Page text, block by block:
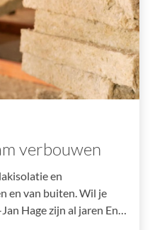
verbouwen
en
en van buiten. Wil je
Hage zijn al jaren En…